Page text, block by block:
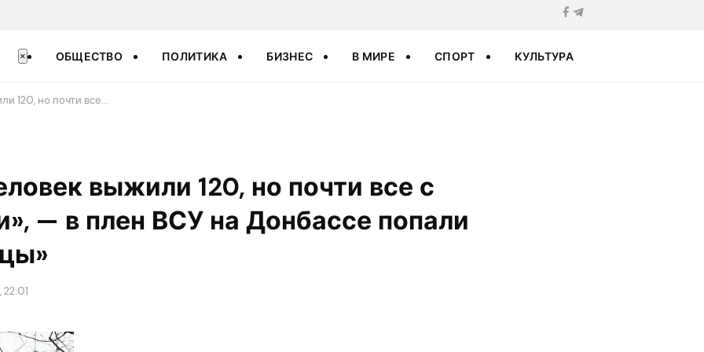
× ОБЩЕСТВО ПОЛИТИКА БИЗНЕС В МИРЕ СПОРТ КУЛЬТУРА
120, но почти все…
выжили 120, но почти все с
— в плен ВСУ на Донбассе попали
22:01